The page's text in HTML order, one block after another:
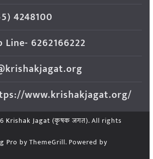
4248100
Line- 6262166222
www.krishakjagat.org/
Krishak Jagat (कृषक जगत). All rights
Pro by ThemeGrill. Powered by